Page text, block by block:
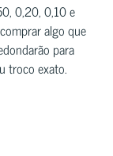
0,20, 0,10 e
algo que
para
troco exato.